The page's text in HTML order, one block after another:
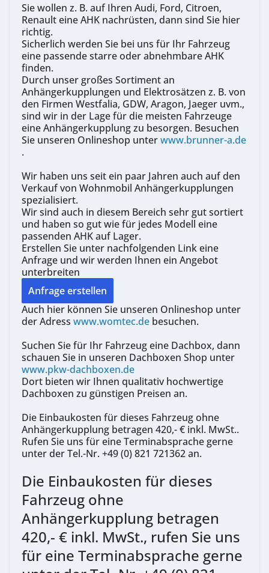
Sie wollen z. B. auf Ihren Audi, Ford, Citroen,
Renault eine AHK nachrüsten, dann sind Sie hier
richtig.
Sicherlich werden Sie bei uns für Ihr Fahrzeug
eine passende starre oder abnehmbare AHK
finden.
Durch unser großes Sortiment an
Anhängerkupplungen und Elektrosätzen z. B. von
den Firmen Westfalia, GDW, Aragon, Jaeger uvm.,
sind wir in der Lage für die meisten Fahrzeuge
eine Anhängerkupplung zu besorgen. Besuchen
Sie unseren Onlineshop unterwww.brunner-a.de
.
Wir haben uns seit ein paar Jahren auch auf den
Verkauf von Wohnmobil Anhängerkupplungen
spezialisiert.
Wirsind auch in diesem Bereich sehr gut sortiert
und haben so gut wie für jedes Modell eine
passenden AHK auf Lager.
Erstellen Sie unter nachfolgenden Link eine
Anfrage und wir werden Ihnen ein Angebot
unterbreiten
Auch hier können Sie unseren Onlineshop unter
der Adress www.womtec.de besuchen.
Suchen Sie für Ihr Fahrzeug eine Dachbox, dann
schauen Sie in unseren Dachboxen Shop unter
www.pkw-dachboxen.de
Dort bieten wir Ihnen qualitativ hochwertige
Dachboxen zu günstigen Preisen an.
Die Einbaukosten für dieses Fahrzeug ohne
Anhängerkupplung betragen 420,- € inkl. MwSt..
Rufen Sie uns für eine Terminabsprache gerne
unter der Tel.-Nr. +49 (0) 821 721362 an.
Die Einbaukosten für dieses
Fahrzeug ohne
Anhängerkupplung betragen
420,- € inkl. MwSt., rufen Sie uns
für eine Terminabsprache gerne